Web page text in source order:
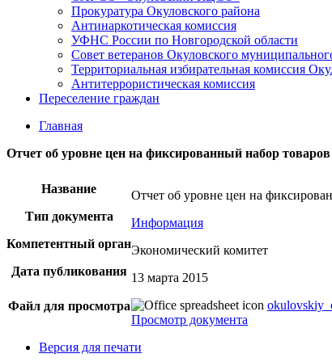
Прокуратура Окуловского района
Антинаркотическая комиссия
УФНС России по Новгородской области
Совет ветеранов Окуловского
Территориальная избирательная комиссия
Антитеррористическая комиссия
Переселение граждан
Главная
Отчет об уровне цен на фиксированный набор
Название
Отчет об уровне цен на
Тип документа
Информация
Компетентный органЭкономический комитет
Дата публикования 13 марта 2015
Файл для просмотра
Просмотр документа
Версия для печати